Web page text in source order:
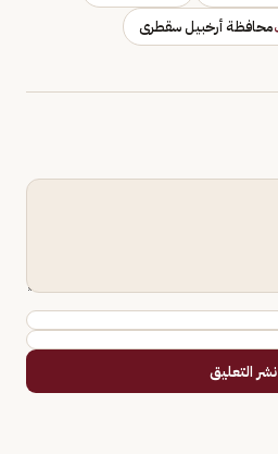
محافظة أرخبيل سقطرى
نشر التعليق